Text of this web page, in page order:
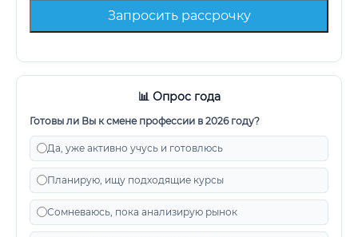
Запросить рассрочку
📊 Опрос года
Готовы ли Вы к смене профессии в 2026 году?
Да, уже активно учусь и готовлюсь
Планирую, ищу подходящие курсы
Сомневаюсь, пока анализирую рынок